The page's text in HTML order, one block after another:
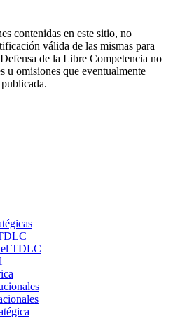
contenidas en este sitio, no
válida de las mismas para
de la Libre Competencia no
u omisiones que eventualmente
TDLC